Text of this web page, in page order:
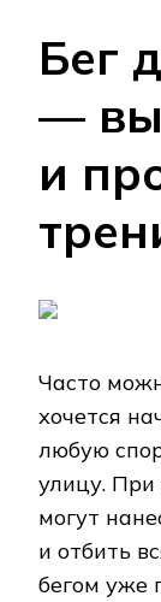
Бег
—
и
Часто
хочется
любую
улицу. При
могут
и отбить
бегом уже